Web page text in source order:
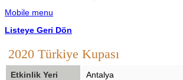
Mobile menu
Listeye Geri Dön
2020 Türkiye Kupası
Etkinlik Yeri Antalya